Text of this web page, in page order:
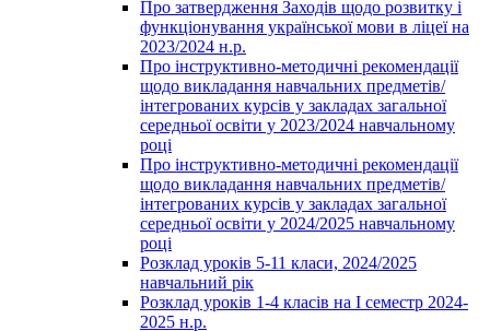
Про затвердження Заходів щодо розвитку і
функціонування української мови в ліцеї на
2023/2024 н.р.
Про інструктивно-методичні рекомендації
щодо викладання навчальних предметів/
інтегрованих курсів у закладах загальної
середньої освіти у 2023/2024 навчальному
році
Про інструктивно-методичні рекомендації
щодо викладання навчальних предметів/
інтегрованих курсів у закладах загальної
середньої освіти у 2024/2025 навчальному
році
Розклад уроків 5-11 класи, 2024/2025
навчальний рік
Розклад уроків 1-4 класів на І семестр 2024-
2025 н.р.